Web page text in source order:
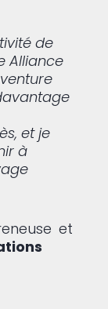
de
Alliance
et je
à
et